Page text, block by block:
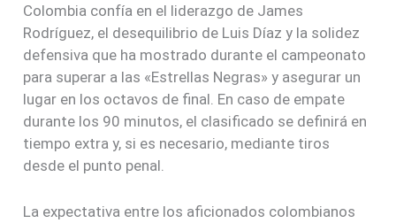
Colombia confía en el liderazgo de James
Rodríguez, el desequilibrio de Luis Díaz y la solidez
defensiva que ha mostrado durante el campeonato
para superar a las «Estrellas Negras» y asegurar un
lugar en los octavos de final. En caso de empate
durante los 90 minutos, el clasificado se definirá en
tiempo extra y, si es necesario, mediante tiros
desde el punto penal.
La expectativa entre los aficionados colombianos